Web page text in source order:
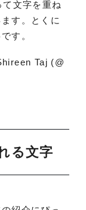
文字を重ね
す。とくに
す。
Taj (@
る文字